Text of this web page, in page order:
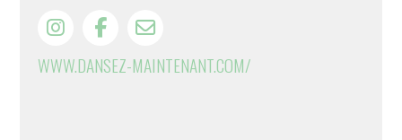
WWW.DANSEZ-MAINTENANT.COM/